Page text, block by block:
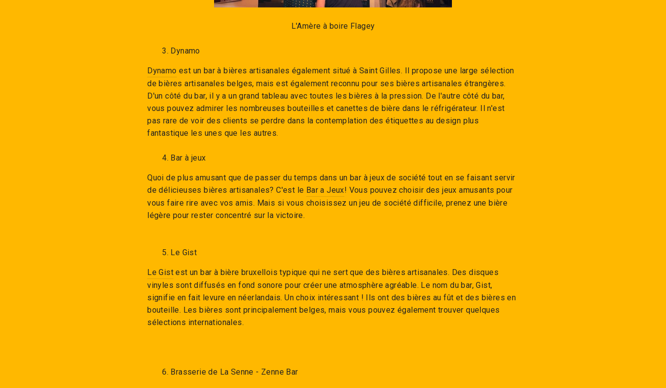
L'Amère à boire Flagey
3. Dynamo
Dynamo est un bar à bières artisanales également situé à Saint Gilles. Il propose une large sélection
de bières artisanales belges, mais est également reconnu pour ses bières artisanales étrangères.
D'un côté du bar, il y a un grand tableau avec toutes les bières à la pression. De l'autre côté du bar,
vous pouvez admirer les nombreuses bouteilles et canettes de bière dans le réfrigérateur. Il n'est
pas rare de voir des clients se perdre dans la contemplation des étiquettes au design plus
fantastique les unes que les autres.
4. Bar à jeux
Quoi de plus amusant que de passer du temps dans un bar à jeux de société tout en se faisant servir
de délicieuses bières artisanales? C'est le Bar a Jeux! Vous pouvez choisir des jeux amusants pour
vous faire rire avec vos amis. Mais si vous choisissez un jeu de société difficile, prenez une bière
légère pour rester concentré sur la victoire.
5. Le Gist
Le Gist est un bar à bière bruxellois typique qui ne sert que des bières artisanales. Des disques
vinyles sont diffusés en fond sonore pour créer une atmosphère agréable. Le nom du bar, Gist,
signifie en fait levure en néerlandais. Un choix intéressant ! Ils ont des bières au fût et des bières en
bouteille. Les bières sont principalement belges, mais vous pouvez également trouver quelques
sélections internationales.
6. Brasserie de La Senne - Zenne Bar